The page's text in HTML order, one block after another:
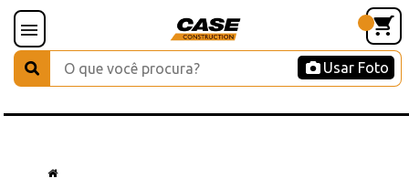
Usar Foto